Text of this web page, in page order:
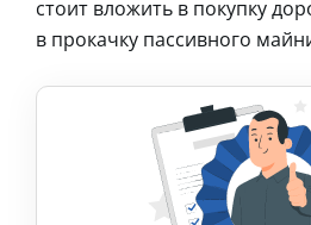
стоит вложить в покупку
в прокачку пассивного